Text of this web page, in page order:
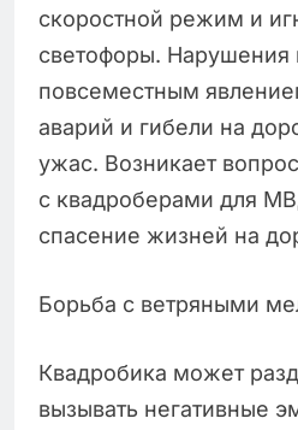
скоростной режим и
светофоры. Нарушения
повсеместным
аварий и гибели на
ужас. Возникает
с квадроберами для
спасение жизней на
Борьба с ветряными
Квадробика может
вызывать негативные